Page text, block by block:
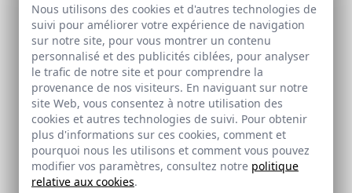
Politique d'expédition ici
ici
PAIEMENT SÉCURISÉ
FRAIS DE LIVRAISON GRATUITS
Nous utilisons des cookies et d'autres technologies de
suivi pour améliorer votre expérience de navigation
sur notre site, pour vous montrer un contenu
personnalisé et des publicités ciblées, pour analyser
le trafic de notre site et pour comprendre la
provenance de nos visiteurs. En naviguant sur notre
site Web, vous consentez à notre utilisation des
cookies et autres technologies de suivi. Pour obtenir
plus d'informations sur ces cookies, comment et
pourquoi nous les utilisons et comment vous pouvez
modifier vos paramètres, consultez notre politique
relative aux cookies.